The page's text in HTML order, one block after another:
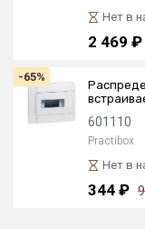
Нет в
2 469 ₽
-65%
601110
Practibox
Нет в
344 ₽